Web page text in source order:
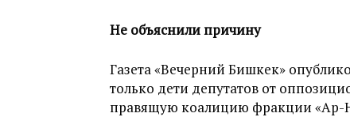
Не объяснили причину
Газета «Вечерний Бишкек»
только дети депутатов от
правящую коалицию фракции «Ар-